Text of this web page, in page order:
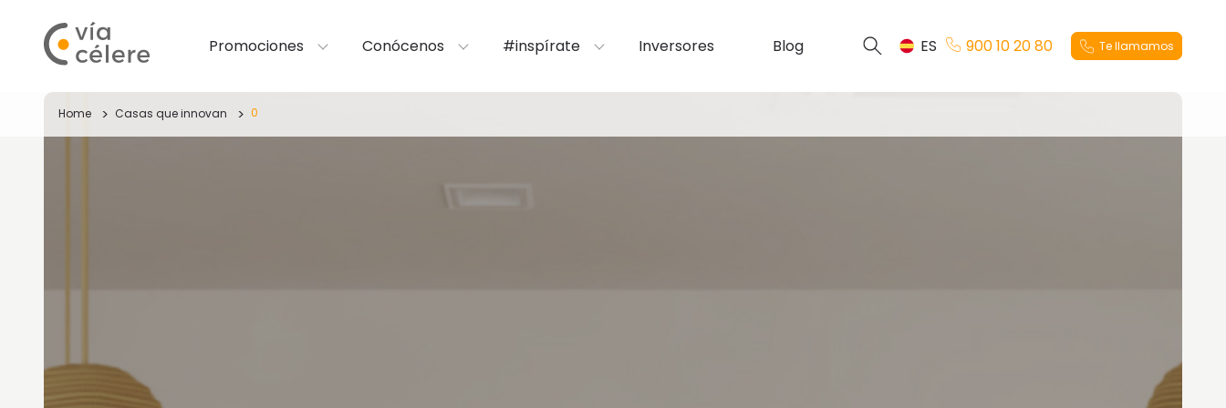
Promociones Conócenos #inspírate Inversores Blog ES 900 10 20 80 Te llamamos
Home Casas que innovan 0